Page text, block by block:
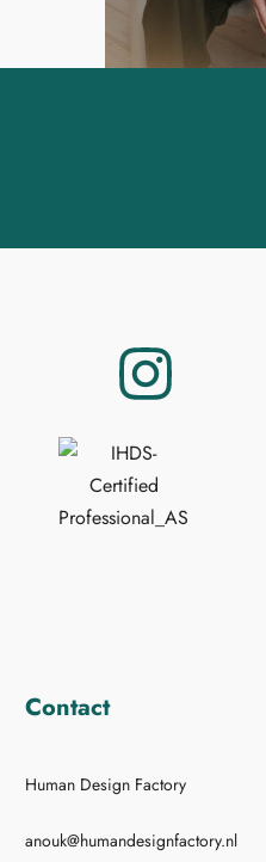
Contact
Human Design Factory
anouk@humandesignfactory.nl